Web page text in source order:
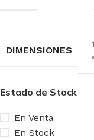
Estado de Stock
En Venta
En Stock
DIMENSIONES